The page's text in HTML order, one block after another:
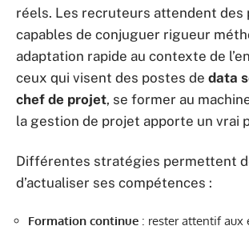
réels. Les recruteurs attendent des
capables de conjuguer rigueur
adaptation rapide au contexte de
ceux qui visent des postes de data
chef de projet, se former au
la gestion de projet apporte un vrai
Différentes stratégies permettent
d’actualiser ses compétences :
Formation continue : rester attentif aux